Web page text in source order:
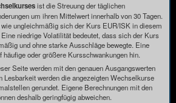
ist die Streuung der täglichen
um ihren Mittelwert innerhalb von 30 Tagen.
ungleichmäßig sich der Kurs EUR/ISK in diesem
niedrige Volatilität bedeutet, dass sich der Kurs
und ohne starke Ausschläge bewegte. Eine
häufige oder größere Kursschwankungen hin.
Seite werden mit den genauen Ausgangswerten
Lesbarkeit werden die angezeigten Wechselkurse
gerundet. Eigene Berechnungen mit den
deshalb geringfügig abweichen.